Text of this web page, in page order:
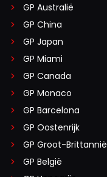
GP Australië
GP China
GP Japan
GP Miami
GP Canada
GP Monaco
GP Barcelona
GP Oostenrijk
GP Groot-Brittannië
GP België